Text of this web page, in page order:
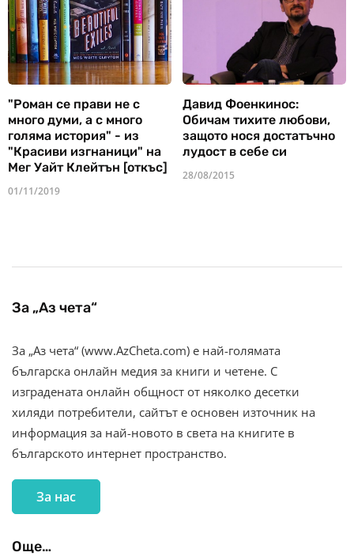
"Роман се прави не с
много думи, а с много
голяма история" - из
"Красиви изгнаници" на
Мег Уайт Клейтън [откъс]
01/11/2019
Давид Фоенкинос:
Обичам тихите любови,
защото нося достатъчно
лудост в себе си
28/08/2015
За „Аз чета“
За „Аз чета“ (www.AzCheta.com) е най-голямата
българска онлайн медия за книги и четене. С
изградената онлайн общност от няколко десетки
хиляди потребители, сайтът е основен източник на
информация за най-новото в света на книгите в
българското интернет пространство.
За нас
Още…